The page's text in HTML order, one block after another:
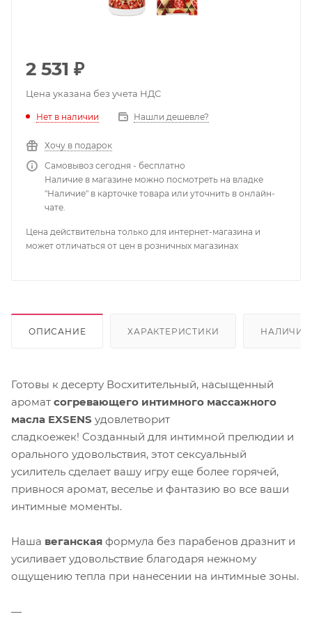
2 531 ₽
Цена указана без учета НДС
Нет в наличии Нашли дешевле?
Хочу в подарок
Самовывоз сегодня - бесплатно
Наличие в магазине можно посмотреть на владке
"Наличие" в карточке товара или уточнить в онлайн-
чате.
Цена действительна только для интернет-магазина и
может отличаться от цен в розничных магазинах
ОПИСАНИЕ ХАРАКТЕРИСТИКИ НАЛИЧИЕ
Готовы к десерту Восхитительный, насыщенный
аромат согревающего интимного массажного
масла EXSENS удовлетворит
сладкоежек! Созданный для интимной прелюдии и
орального удовольствия, этот сексуальный
усилитель сделает вашу игру еще более горячей,
привнося аромат, веселье и фантазию во все ваши
интимные моменты.
Наша веганская формула без парабенов дразнит и
усиливает удовольствие благодаря нежному
ощущению тепла при нанесении на интимные зоны.